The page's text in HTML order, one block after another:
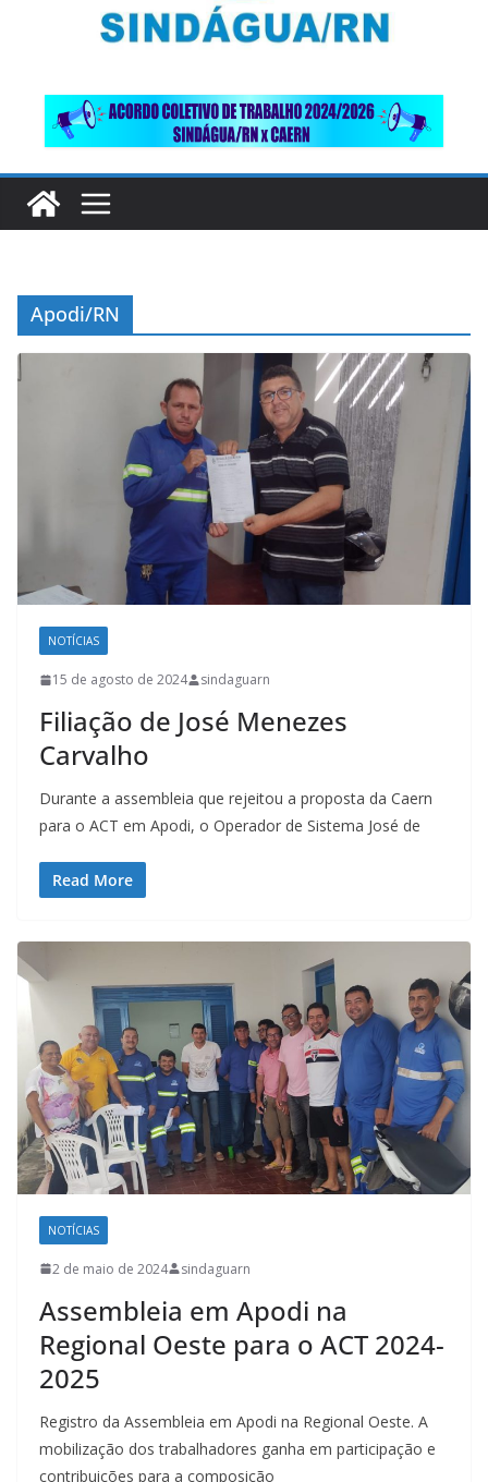
Apodi/RN
NOTÍCIAS
15 de agosto de 2024 sindaguarn
Filiação de José Menezes
Carvalho
Durante a assembleia que rejeitou a proposta da Caern
para o ACT em Apodi, o Operador de Sistema José de
Read More
NOTÍCIAS
2 de maio de 2024 sindaguarn
Assembleia em Apodi na
Regional Oeste para o ACT 2024-
2025
Registro da Assembleia em Apodi na Regional Oeste. A
mobilização dos trabalhadores ganha em participação e
contribuições para a composição